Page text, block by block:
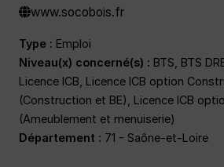
www.socobois.fr
Type : Emploi
Niveau(x) concerné(s) : BTS, BTS
Licence ICB, Licence ICB option
(Construction et BE), Licence ICB
(Ameublement et menuiserie)
Département : 71 - Saône-et-Loire